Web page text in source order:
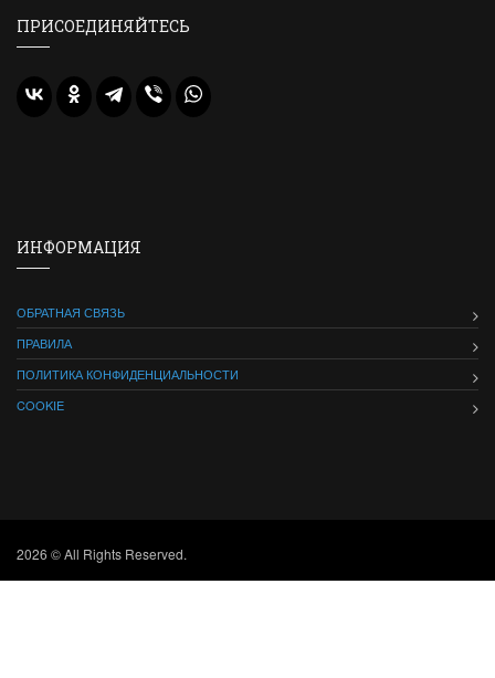
ПРИСОЕДИНЯЙТЕСЬ
ИНФОРМАЦИЯ
ОБРАТНАЯ СВЯЗЬ
ПРАВИЛА
ПОЛИТИКА КОНФИДЕНЦИАЛЬНОСТИ
COOKIE
2026 © All Rights Reserved.